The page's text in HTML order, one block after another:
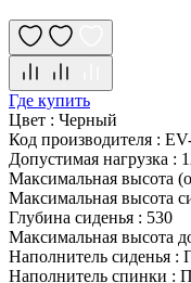
Где купить
Цвет : Черный
Код производителя :
Допустимая нагрузка :
Максимальная высота
Максимальная высота
Глубина сиденья : 530
Максимальная высота
Наполнитель сиденья :
Наполнитель спинки :